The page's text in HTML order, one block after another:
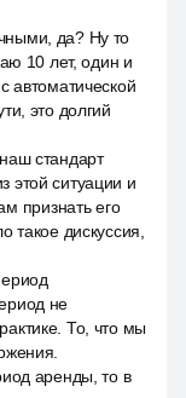
да? Ну то
10 лет, один и
автоматической
это долгий
стандарт
этой ситуации и
признать его
такое дискуссия,
не
То, что мы
аренды, то в